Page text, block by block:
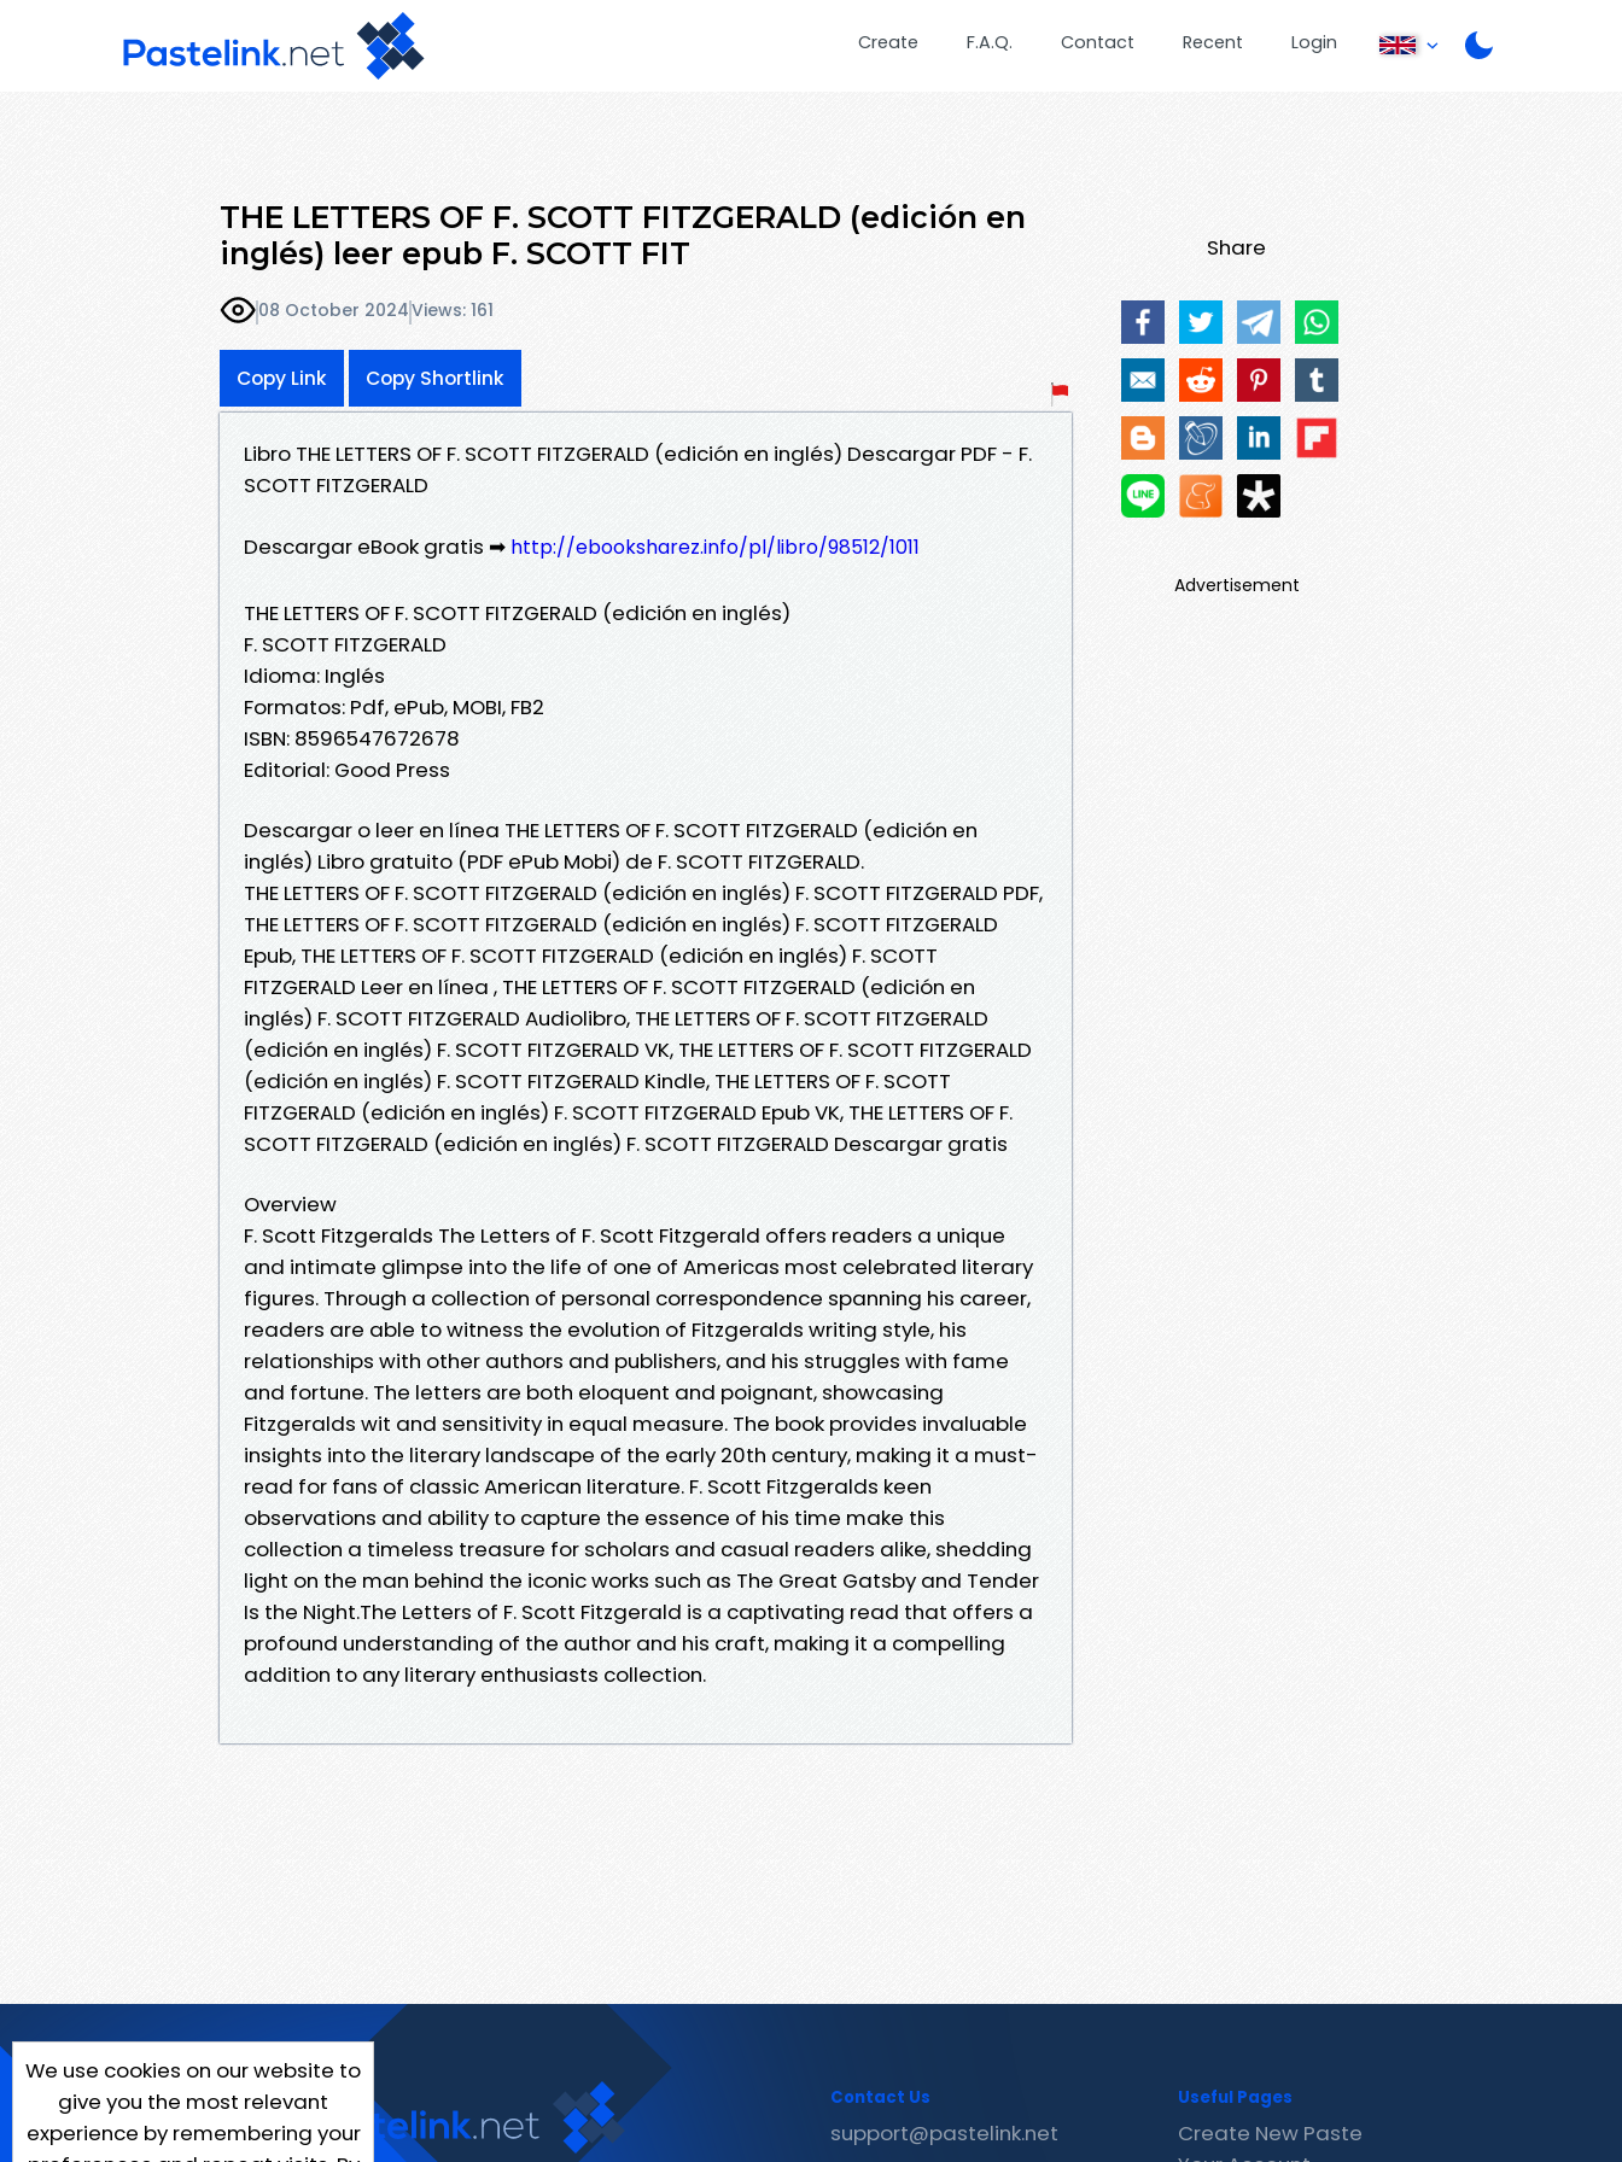
Create F.A.Q. Contact Recent Login
THE LETTERS OF F. SCOTT FITZGERALD (edición en
inglés) leer epub F. SCOTT FIT
08 October 2024Views: 161
Copy Link Copy Shortlink
Libro THE LETTERS OF F. SCOTT FITZGERALD (edición en inglés) Descargar PDF - F.
SCOTT FITZGERALD
Descargar eBook gratis ➡ http://ebooksharez.info/pl/libro/98512/1011
THE LETTERS OF F. SCOTT FITZGERALD (edición en inglés)
F. SCOTT FITZGERALD
Idioma: Inglés
Formatos: Pdf, ePub, MOBI, FB2
ISBN: 8596547672678
Editorial: Good Press
Descargar o leer en línea THE LETTERS OF F. SCOTT FITZGERALD (edición en
inglés) Libro gratuito (PDF ePub Mobi) de F. SCOTT FITZGERALD.
THE LETTERS OF F. SCOTT FITZGERALD (edición en inglés) F. SCOTT FITZGERALD PDF,
THE LETTERS OF F. SCOTT FITZGERALD (edición en inglés) F. SCOTT FITZGERALD
Epub, THE LETTERS OF F. SCOTT FITZGERALD (edición en inglés) F. SCOTT
FITZGERALD Leer en línea , THE LETTERS OF F. SCOTT FITZGERALD (edición en
inglés) F. SCOTT FITZGERALD Audiolibro, THE LETTERS OF F. SCOTT FITZGERALD
(edición en inglés) F. SCOTT FITZGERALD VK, THE LETTERS OF F. SCOTT FITZGERALD
(edición en inglés) F. SCOTT FITZGERALD Kindle, THE LETTERS OF F. SCOTT
FITZGERALD (edición en inglés) F. SCOTT FITZGERALD Epub VK, THE LETTERS OF F.
SCOTT FITZGERALD (edición en inglés) F. SCOTT FITZGERALD Descargar gratis
Overview
F. Scott Fitzgeralds The Letters of F. Scott Fitzgerald offers readers a unique
and intimate glimpse into the life of one of Americas most celebrated literary
figures. Through a collection of personal correspondence spanning his career,
readers are able to witness the evolution of Fitzgeralds writing style, his
relationships with other authors and publishers, and his struggles with fame
and fortune. The letters are both eloquent and poignant, showcasing
Fitzgeralds wit and sensitivity in equal measure. The book provides invaluable
insights into the literary landscape of the early 20th century, making it a must-
read for fans of classic American literature. F. Scott Fitzgeralds keen
observations and ability to capture the essence of his time make this
collection a timeless treasure for scholars and casual readers alike, shedding
light on the man behind the iconic works such as The Great Gatsby and Tender
Is the Night.The Letters of F. Scott Fitzgerald is a captivating read that offers a
profound understanding of the author and his craft, making it a compelling
addition to any literary enthusiasts collection.
Share
Advertisement
We use cookies on our website to
give you the most relevant
experience by remembering your
Contact Us
support@pastelink.net
Useful Pages
Create New Paste